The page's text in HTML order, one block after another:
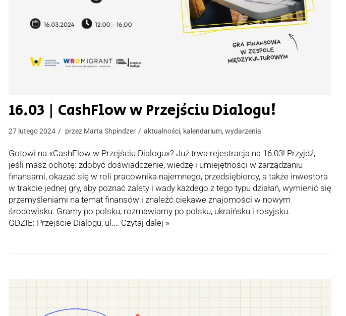
16.03 | CashFlow w Przejściu Dialogu!
27 lutego 2024 przez Marta Shpindzer aktualności, kalendarium, wydarzenia
Gotowi na «CashFlow w Przejściu Dialogu»? Już trwa rejestracja na 16.03! Przyjdź,
jeśli masz ochotę: zdobyć doświadczenie, wiedzę i umiejętności w zarządzaniu
finansami, okazać się w roli pracownika najemnego, przedsiębiorcy, a także inwestora
w trakcie jednej gry, aby poznać zalety i wady każdego z tego typu działań, wymienić się
przemyśleniami na temat finansów i znaleźć ciekawe znajomości w nowym
środowisku. Gramy po polsku, rozmawiamy po polsku, ukraińsku i rosyjsku.
GDZIE: Przejście Dialogu, ul.… Czytaj dalej »